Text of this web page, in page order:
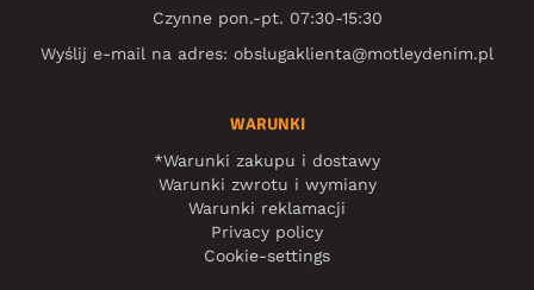
Czynne pon.-pt. 07:30-15:30
Wyślij e-mail na adres: obslugaklienta@motleydenim.pl
WARUNKI
*Warunki zakupu i dostawy
Warunki zwrotu i wymiany
Warunki reklamacji
Privacy policy
Cookie-settings